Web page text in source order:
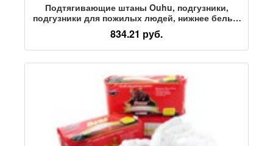
Подтягивающие штаны Ouhu, подгузники,
подгузники для пожилых людей, нижнее белье,
подгузники размера M/L, 10 шт. штанов для
беременных, полотенце для тети
834.21 руб.